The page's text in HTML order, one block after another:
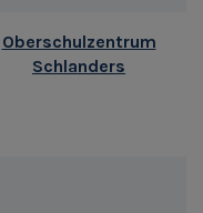
Oberschulzentrum
Schlanders